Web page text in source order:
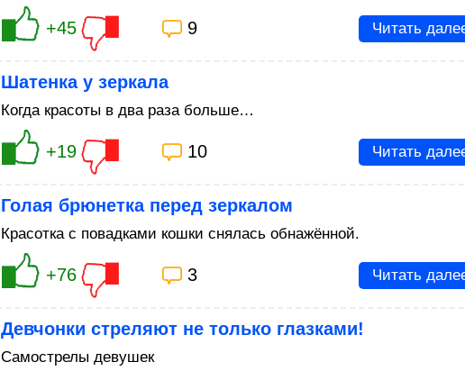
+45 9 Читать
Шатенка у зеркала
Когда красоты в два раза больше…
+19 10 Читать
Голая брюнетка перед зеркалом
Красотка с повадками кошки снялась обнажённой.
+76 3 Читать
Девчонки стреляют не только глазками!
Самострелы девушек